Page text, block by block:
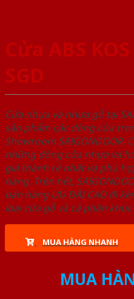
Cửa ABS
SGD
Cửa nhựa và nhựa gỗ tại
sản phẩm các dòng cửa
Showroom SAIGONDOOR.
những dòng cửa nhựa và
giá thành rẻ nhất và phù
hàng. Trên hết,
bán hàng ƯU ĐÃI CAO đi
loại cửa gỗ và cả phân
MUA HÀNG NHANH
MUA